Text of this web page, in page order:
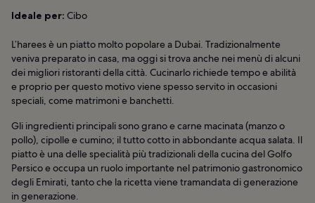
Ideale per: Cibo
L’harees è un piatto molto popolare a Dubai. Tradizionalmente
veniva preparato in casa, ma oggi si trova anche nei menù di alcuni
dei migliori ristoranti della città. Cucinarlo richiede tempo e abilità
e proprio per questo motivo viene spesso servito in occasioni
speciali, come matrimoni e banchetti.
Gli ingredienti principali sono grano e carne macinata (manzo o
pollo), cipolle e cumino; il tutto cotto in abbondante acqua salata. Il
piatto è una delle specialità più tradizionali della cucina del Golfo
Persico e occupa un ruolo importante nel patrimonio gastronomico
degli Emirati, tanto che la ricetta viene tramandata di generazione
in generazione.